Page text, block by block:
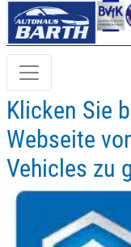
Klicken Sie
Webseite
Vehicles zu